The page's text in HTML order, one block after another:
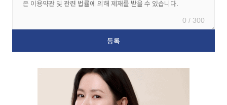
0 / 300